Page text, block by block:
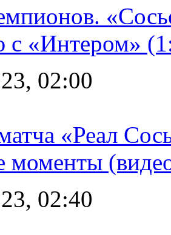
с «Интером»
02:00
«Реал
моменты
02:40